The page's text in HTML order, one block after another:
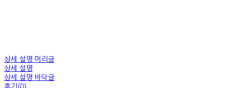
상세 설명 머리글
상세 설명
상세 설명 바닥글
후기(0)